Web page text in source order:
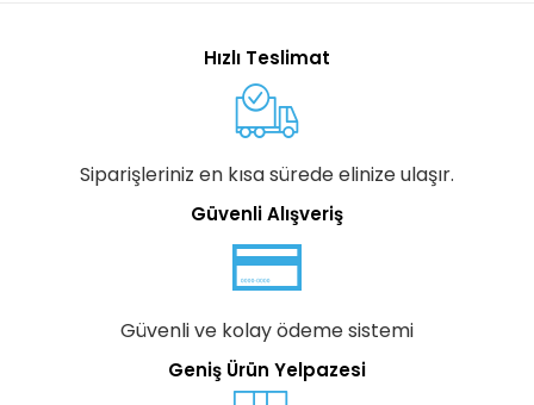
Hızlı Teslimat
Siparişleriniz en kısa sürede elinize ulaşır.
Güvenli Alışveriş
Güvenli ve kolay ödeme sistemi
Geniş Ürün Yelpazesi